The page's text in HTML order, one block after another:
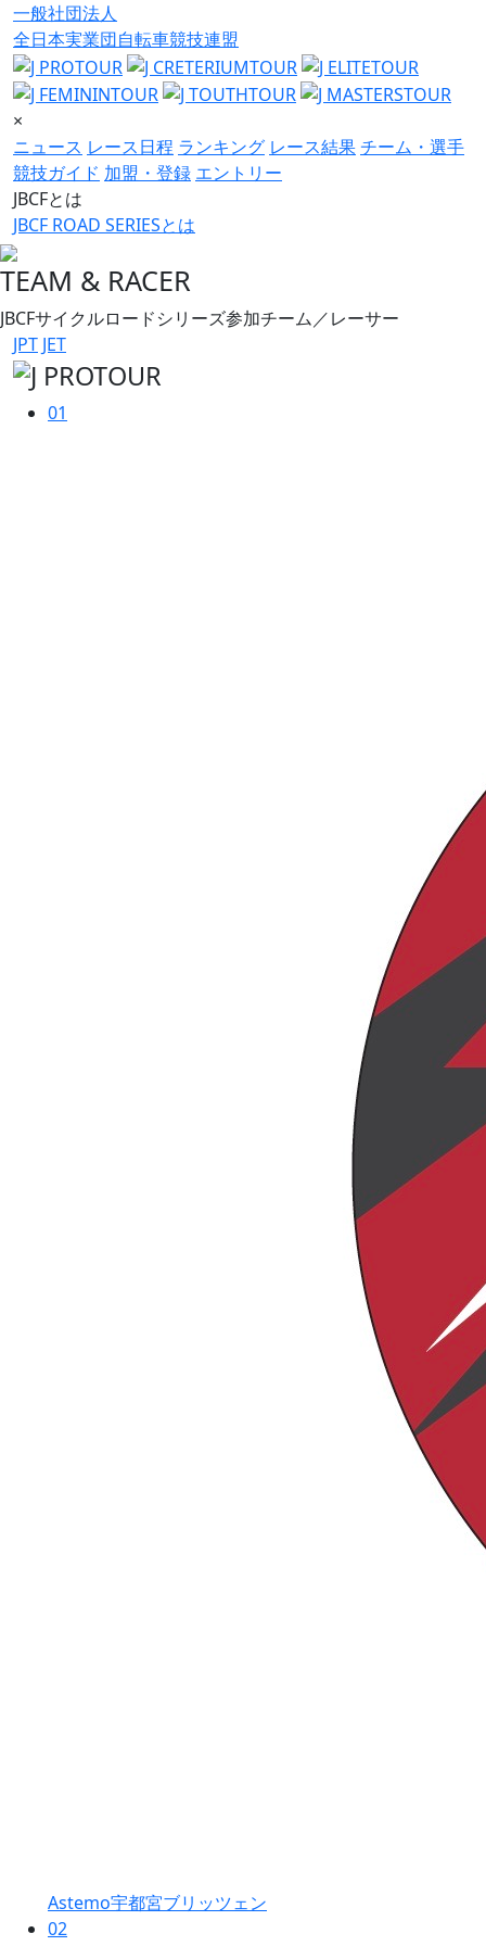
一般社団法人
全日本実業団自転車競技連盟
×
ニュース レース日程 ランキング レース結果チーム・選手
競技ガイド 加盟・登録 エントリー
JBCFとは
JBCF ROAD SERIESとは
TEAM & RACER
JBCFサイクルロードシリーズ参加チーム／レーサー
JPT JET
01
Astemo宇都宮ブリッツェン
02